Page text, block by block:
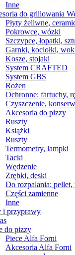
Inne
do grillowania
Płyty żeliwne,
Pokrowce, wózki
Szczypce, łopatki,
Garnki, kociołki,
Kosze, stojaki
System CRAFTED
System GBS
Rożen
Ochronne: fartuchy,
Czyszczenie,
Akcesoria do pizzy
Ruszty
Książki
Ruszty
Termometry, lampki
Tacki
Wędzenie
Zrębki, deski
Do rozpalania: pellet,
Części zamienne
Inne
i przyprawy
do pizzy
Piece Alfa Forni
Akcesoria Alfa Forni